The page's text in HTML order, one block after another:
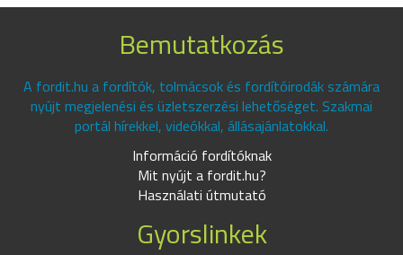
Bemutatkozás
A fordit.hu a fordítók, tolmácsok és fordítóirodák számára
nyújt megjelenési és üzletszerzési lehetőséget. Szakmai
portál hírekkel, videókkal, állásajánlatokkal.
Információ fordítóknak
Mit nyújt a fordit.hu?
Használati útmutató
Gyorslinkek